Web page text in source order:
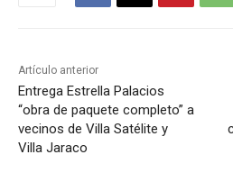
Artículo anterior
Entrega Estrella Palacios
“obra de paquete completo” a
vecinos de Villa Satélite y
Villa Jaraco